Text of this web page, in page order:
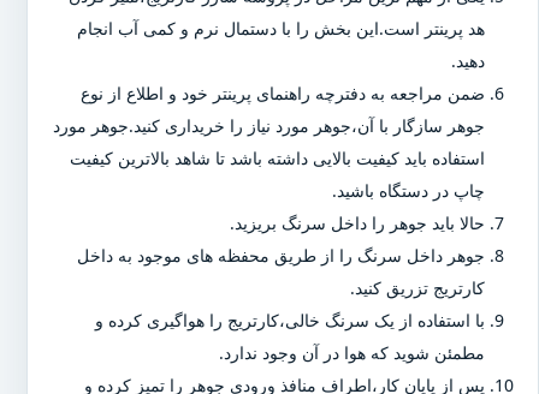
هد پرینتر است.این بخش را با دستمال نرم و کمی آب انجام
دهید.
ضمن مراجعه به دفترچه راهنمای پرینتر خود و اطلاع از نوع
جوهر سازگار با آن،جوهر مورد نیاز را خریداری کنید.جوهر مورد
استفاده باید کیفیت بالایی داشته باشد تا شاهد بالاترین کیفیت
چاپ در دستگاه باشید.
حالا باید جوهر را داخل سرنگ بریزید.
جوهر داخل سرنگ را از طریق محفظه های موجود به داخل
کارتریج تزریق کنید.
با استفاده از یک سرنگ خالی،کارتریج را هواگیری کرده و
مطمئن شوید که هوا در آن وجود ندارد.
پس از پایان کار،اطراف منافذ ورودی جوهر را تمیز کرده و